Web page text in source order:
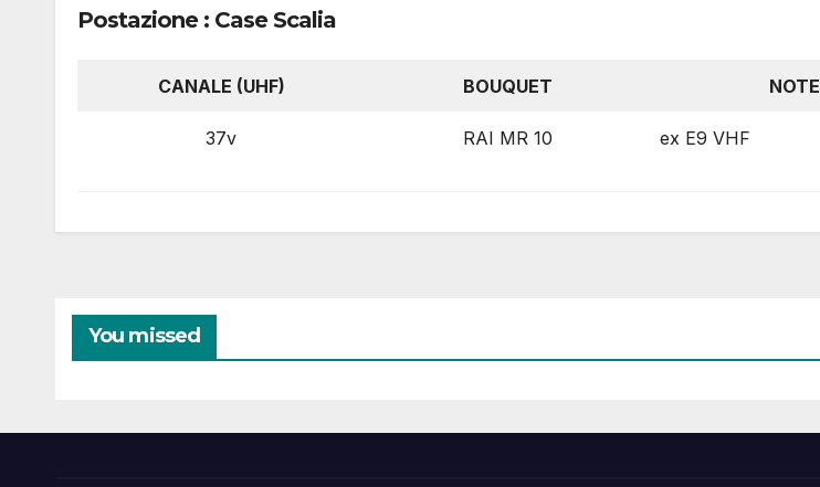
Postazione : Case Scalia
CANALE (UHF) BOUQUET NOTE
37v RAI MR 10 ex E9 VHF
You missed